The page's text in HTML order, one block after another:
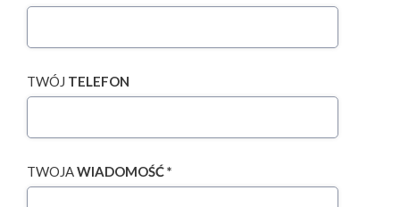
TWÓJ TELEFON
TWOJAWIADOMOŚĆ *